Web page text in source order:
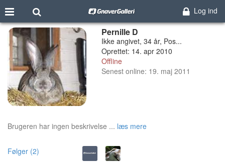
Log ind
Pernille D
Ikke angivet, 34 år, Pos...
Oprettet: 14. apr 2010
Offline
Senest online: 19. maj 2011
Brugeren har ingen beskrivelse ... læs mere
Følger (2)